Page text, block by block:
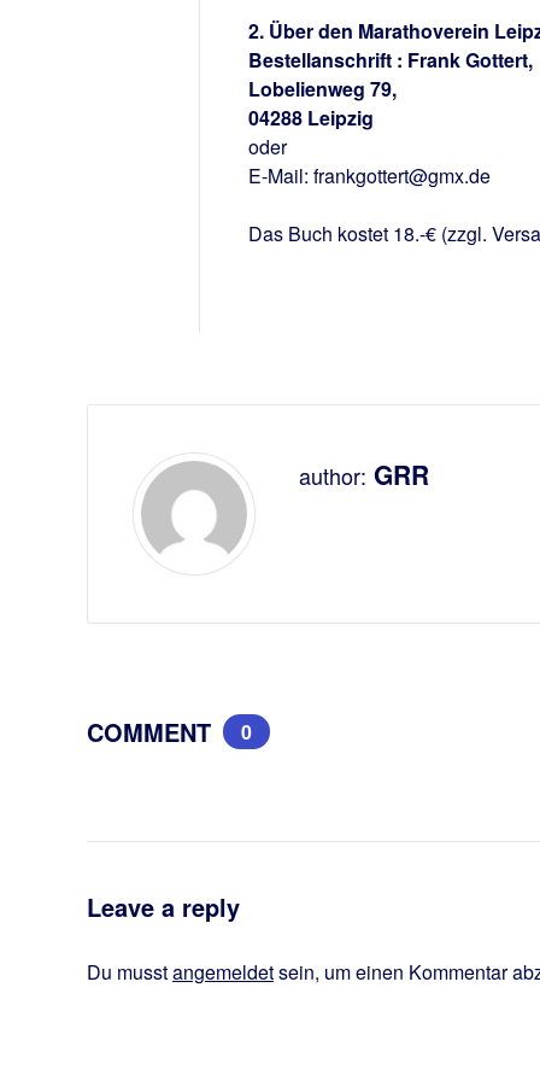
2. Über den Marathoverein
Bestellanschrift : Frank Gottert,
Lobelienweg 79,
04288 Leipzig
oder
E-Mail: frankgottert@gmx.de
Das Buch kostet 18.-€ (zzgl.
author: GRR
COMMENT 0
Leave a reply
Du musstangemeldetsein, um einen Kommentar